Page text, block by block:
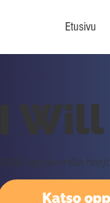
Etusivu
Katso
I
Tällä oppitunnilla